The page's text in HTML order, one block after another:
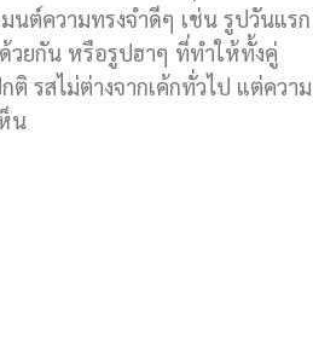
นต์ความทรงจำดีๆ เช่น รูปวันแรก
วยกัน หรือรูปฮาๆ ที่ทำให้ทั้งคู่
ติ รสไม่ต่างจากเค้กทั่วไป แต่ความ
น